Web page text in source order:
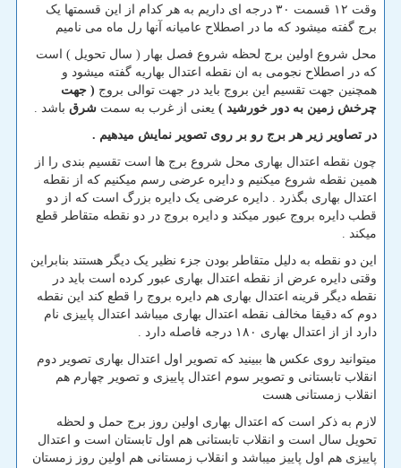
وقت ۱۲ قسمت ۳۰ درجه ای داریم به هر کدام از این قسمتها یک
برج گفته میشود که ما در اصطلاح عامیانه آنها رل ماه می نامیم
محل شروع اولین برج لحظه شروع فصل بهار ( سال تحویل ) است
که در اصطلاح نجومی به ان نقطه اعتدال بهاریه گفته میشود و
همچنین جهت تقسیم این بروج باید در جهت توالی بروج ( جهت
چرخش زمین به دور خورشید ) یعنی از غرب به سمت شرق باشد .
در تصاویر زیر هر برج رو بر روی تصویر نمایش میدهیم .
چون نقطه اعتدال بهاری محل شروع برج ها است تقسیم بندی را از
همین نقطه شروع میکنیم و دایره عرضی رسم میکنیم که از نقطه
اعتدال بهاری بگذرد . دایره عرضی یک دایره بزرگ است که از دو
قطب دایره بروج عبور میکند و دایره بروج در دو نقطه متقاطر قطع
میکند .
این دو نقطه به دلیل متقاطر بودن جزء نظیر یک دیگر هستند بنابراین
وقتی دایره عرض از نقطه اعتدال بهاری عبور کرده است باید در
نقطه دیگر قرینه اعتدال بهاری هم دایره بروج را قطع کند این نقطه
دوم که دقیقا مخالف نقطه اعتدال بهاری میباشد اعتدال پاییزی نام
دارد از از اعتدال بهاری ۱۸۰ درجه فاصله دارد .
میتوانید روی عکس ها ببینید که تصویر اول اعتدال بهاری تصویر دوم
انقلاب تابستانی و تصویر سوم اعتدال پاییزی و تصویر چهارم هم
انقلاب زمستانی هست
لازم به ذکر است که اعتدال بهاری اولین روز برج حمل و لحظه
تحویل سال است و انقلاب تابستانی هم اول تابستان است و اعتدال
پاییزی هم اول پاییز میباشد و انقلاب زمستانی هم اولین روز زمستان